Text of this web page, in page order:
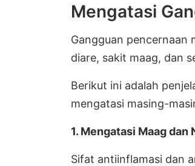
Mengatasi
Gangguan pencernaan
diare, sakit maag, dan
Berikut ini adalah
mengatasi masing-
1. Mengatasi Maag dan
Sifat antiinflamasi dan